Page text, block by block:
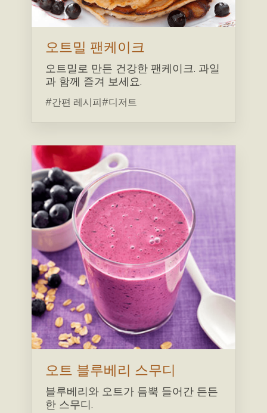
오트밀 팬케이크
오트밀로 만든 건강한 팬케이크. 과일
과 함께 즐겨 보세요.
#간편 레시피#디저트
오트 블루베리 스무디
블루베리와 오트가 듬뿍 들어간 든든
한 스무디.